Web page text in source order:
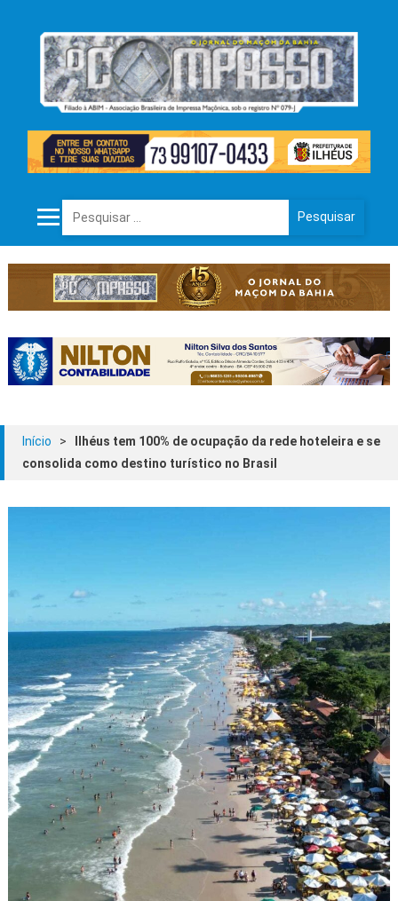
Pesquisar por:
Início >
Ilhéus tem 100% de ocupação da rede hoteleira e se
consolida como destino turístico no Brasil